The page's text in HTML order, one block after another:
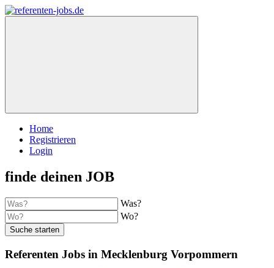
Home
Registrieren
Login
finde deinen JOB
Was?
Wo?
Suche starten
Referenten Jobs in Mecklenburg Vorpommern